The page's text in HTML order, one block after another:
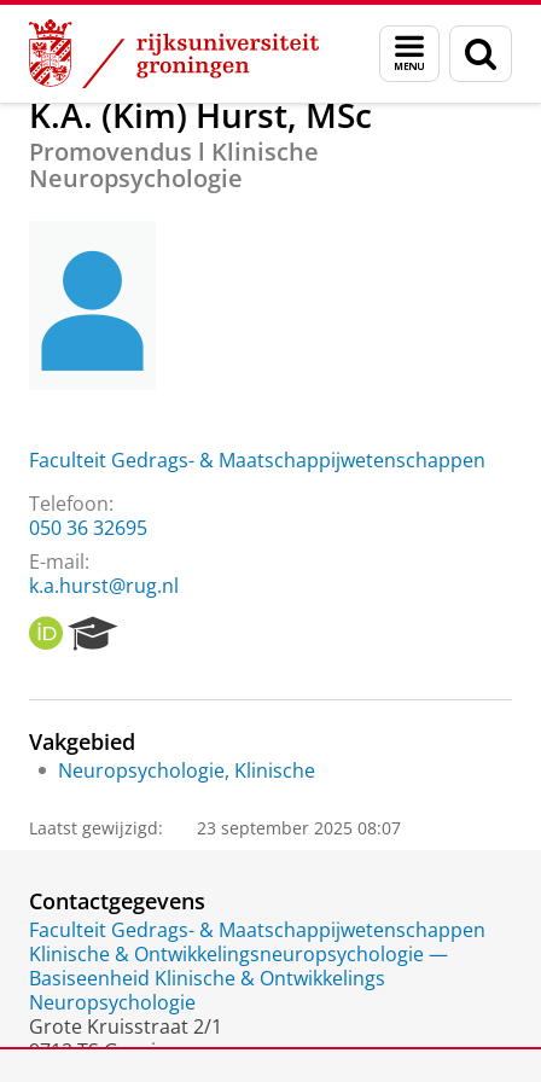
Skip
Content
Skip
Navigation
Menu
en
zoeken
Over ons K.A. (Kim) Hurst, MSc
K.A. (Kim) Hurst, MSc
Promovendus l Klinische
Neuropsychologie
Faculteit Gedrags- & Maatschappijwetenschappen
Telefoon:
050 36 32695
E-mail:
k.a.hurst@rug.nl
O
R
I
e
r
c
P
o
t
a
l
Vakgebied
Neuropsychologie, Klinische
Laatst gewijzigd: 23 september 2025 08:07
Contactgegevens
Faculteit Gedrags- & Maatschappijwetenschappen
Klinische & Ontwikkelingsneuropsychologie —
Basiseenheid Klinische & Ontwikkelings
Neuropsychologie
Grote Kruisstraat 2/1
9712 TS Groningen